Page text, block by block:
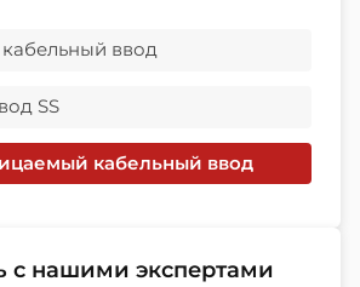
ввод
SS
кабельный ввод
с нашими экспертами